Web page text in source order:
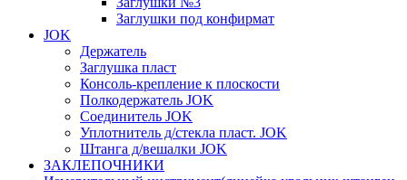
Заглушки под конфирмат
JOK
Держатель
Заглушка пласт
Консоль-крепление к плоскости
Полкодержатель JOK
Соединитель JOK
Уплотнитель д/стекла пласт. JOK
Штанга д/вешалки JOK
ЗАКЛЕПОЧНИКИ